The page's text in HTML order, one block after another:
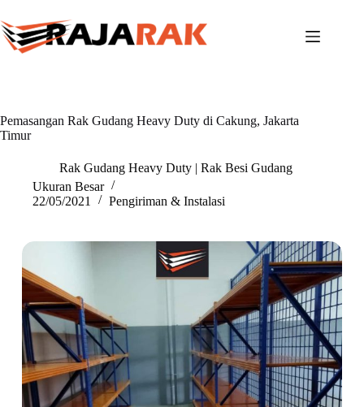
to
content
Pemasangan Rak Gudang Heavy Duty di Cakung, Jakarta
Timur
Rak Gudang Heavy Duty | Rak Besi Gudang
Ukuran Besar
22/05/2021
Pengiriman & Instalasi